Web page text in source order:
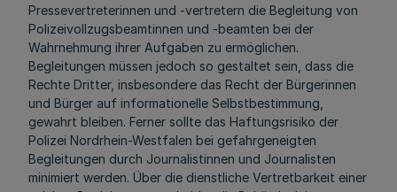
Pressevertreterinnen und -vertretern die Begleitung von
Polizeivollzugsbeamtinnen und -beamten bei der
Wahrnehmung ihrer Aufgaben zu ermöglichen.
Begleitungen müssen jedoch so gestaltet sein, dass die
Rechte Dritter, insbesondere das Recht der Bürgerinnen
und Bürger auf informationelle Selbstbestimmung,
gewahrt bleiben. Ferner sollte das Haftungsrisiko der
Polizei Nordrhein-Westfalen bei gefahrgeneigten
Begleitungen durch Journalistinnen und Journalisten
minimiert werden. Über die dienstliche Vertretbarkeit einer